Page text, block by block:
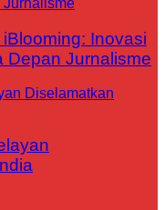
Inovasi
Depan Jurnalisme